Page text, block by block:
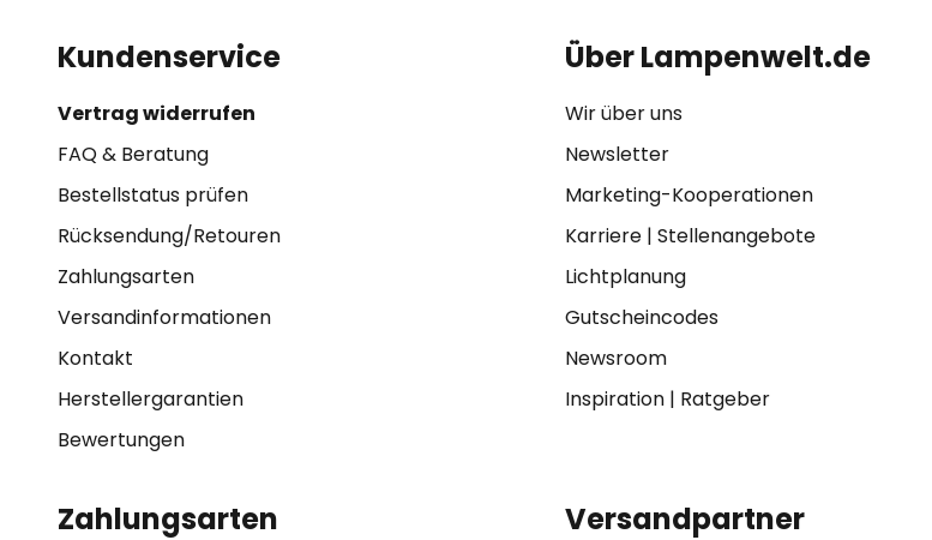
Kundenservice
Vertrag widerrufen
FAQ & Beratung
Bestellstatus prüfen
Rücksendung/Retouren
Zahlungsarten
Versandinformationen
Kontakt
Herstellergarantien
Bewertungen
Über Lampenwelt.de
Wir über uns
Newsletter
Marketing-Kooperationen
Karriere| Stellenangebote
Lichtplanung
Gutscheincodes
Newsroom
Inspiration| Ratgeber
Zahlungsarten Versandpartner